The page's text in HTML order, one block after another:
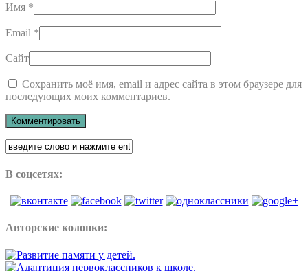
Имя *
Email *
Сайт
Сохранить моё имя, email и адрес сайта в этом браузере для
последующих моих комментариев.
В соцсетях:
Авторские колонки: